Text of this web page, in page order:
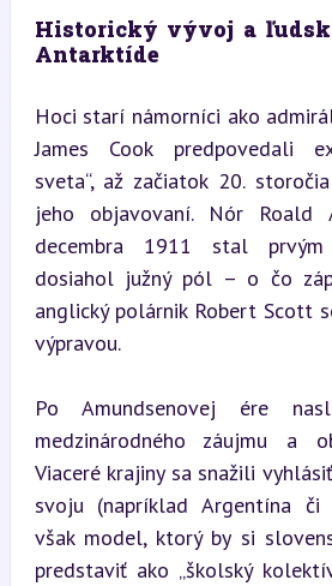
Historický vývoj a
Antarktíde
Hoci starí námorníci ako
James Cook predpovedali
sveta“, až začiatok 20.
jeho objavovaní. Nór Roald
decembra 1911 stal
dosiahol južný pól – o čo
anglický polárnik Robert Scott
výpravou.
Po Amundsenovej ére
medzinárodného záujmu a
Viaceré krajiny sa snažili
svoju (napríklad Argentína či
však model, ktorý by si
predstaviť ako „školský